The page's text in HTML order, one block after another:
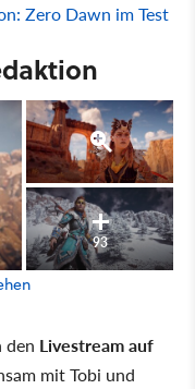
Zero Dawn im Test
93
den Livestream auf
mit Tobi und